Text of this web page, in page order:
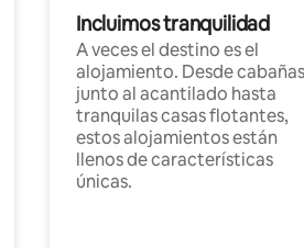
Incluimos tranquilidad
A veces el destino es el
alojamiento. Desde cabañas
junto al acantilado hasta
tranquilas casas flotantes,
estos alojamientos están
llenos de características
únicas.